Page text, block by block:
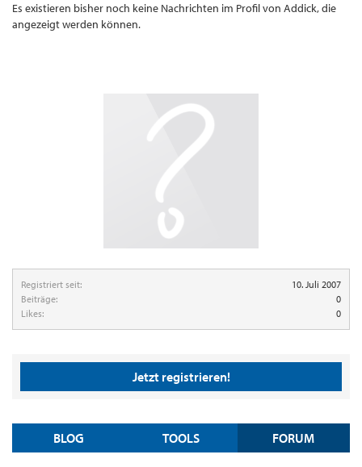
Registriert seit:
10. Juli 2007
Beiträge:
0
Likes:
0
Es existieren bisher noch keine Nachrichten im Profil von Addick, die
angezeigt werden können.
Jetzt registrieren!
BLOG TOOLS FORUM